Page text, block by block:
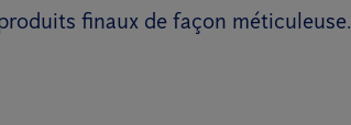
finaux de façon méticuleuse.